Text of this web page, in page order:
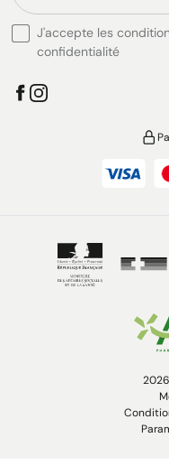
J'accepte les
confidentialité